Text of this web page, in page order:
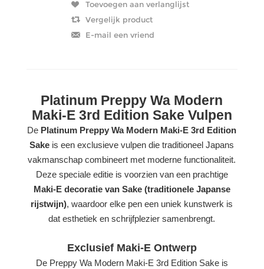
Platinum Preppy Wa Modern
Maki-E 3rd Edition Sake Vulpen
De Platinum Preppy Wa Modern Maki-E 3rd Edition
Sake is een exclusieve vulpen die traditioneel Japans
vakmanschap combineert met moderne functionaliteit.
Deze speciale editie is voorzien van een prachtige
Maki-E decoratie van Sake (traditionele Japanse
rijstwijn), waardoor elke pen een uniek kunstwerk is
dat esthetiek en schrijfplezier samenbrengt.
Exclusief Maki-E Ontwerp
De Preppy Wa Modern Maki-E 3rd Edition Sake is